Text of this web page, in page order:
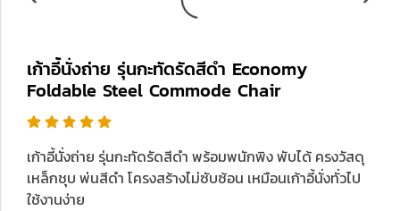
เก้าอี้นั่งถ่าย รุ่นกะทัดรัดสีดำ Economy
Foldable Steel Commode Chair
เก้าอี้นั่งถ่าย รุ่นกะทัดรัดสีดำ พร้อมพนักพิง พับได้ ครงวัสดุ
เหล็กชุบ พ่นสีดำ โครงสร้างไม่ซับซ้อน เหมือนเก้าอี้นั่งทั่วไป
ใช้งานง่าย